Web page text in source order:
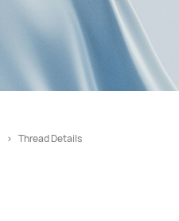
Thread Details